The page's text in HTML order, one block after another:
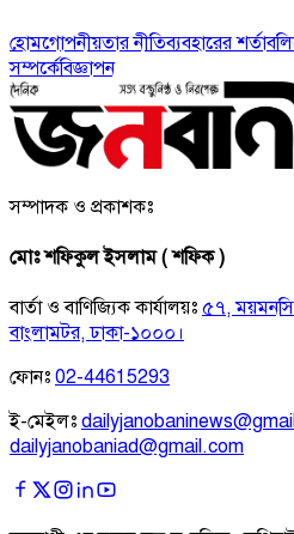
হোমগোপনীয়তার নীতিব্যবহারের শর্তাবলি
সম্পর্কেবিজ্ঞাপন
সম্পাদক ও প্রকাশকঃ
মোঃ শফিকুল ইসলাম ( শফিক )
বার্তা ও বাণিজ্যিক কার্যালয়ঃ ৫৭,
বাংলামটর, ঢাকা-১০০০।
ফোনঃ 02-44615293
ই-মেইলঃ
dailyjanobaniad@gmail.com